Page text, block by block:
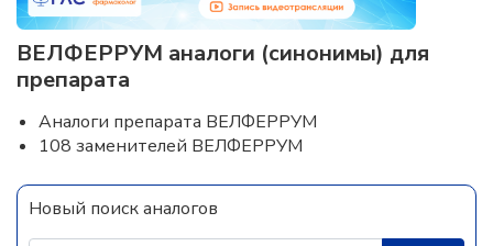
ВЕЛФЕРРУМ аналоги (синонимы) для
препарата
Аналоги препарата ВЕЛФЕРРУМ
108 заменителей ВЕЛФЕРРУМ
Новый поиск аналогов